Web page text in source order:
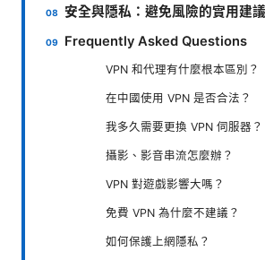
安全與隱私：避免風險的實用建議
Frequently Asked Questions
VPN 和代理有什麼根本區別？
在中國使用 VPN 是否合法？
我多久需要更換 VPN 伺服器？
攝影、影音串流怎麼辦？
VPN 對遊戲影響大嗎？
免費 VPN 為什麼不建議？
如何保護上網隱私？